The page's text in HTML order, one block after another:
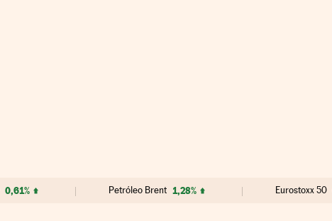
0,61% Petróleo Brent 1,28% Eurostoxx 50